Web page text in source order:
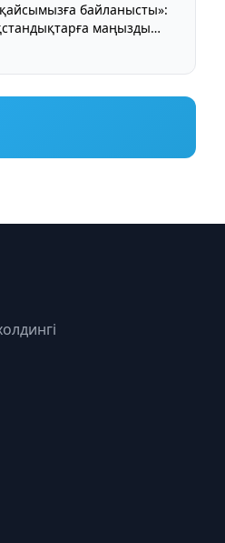
байланысты»:
маңызды